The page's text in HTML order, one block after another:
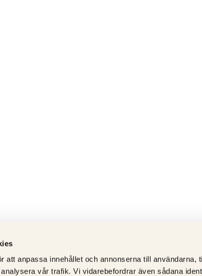
att anpassa innehållet och annonserna till användarna,
vår trafik. Vi vidarebefordrar även sådana